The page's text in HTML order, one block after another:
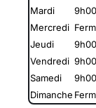
Mardi
Mercredi
Jeudi
Vendredi
Samedi
Dimanche